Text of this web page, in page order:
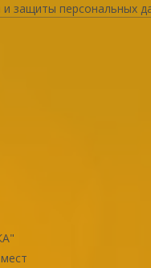
защиты персональных